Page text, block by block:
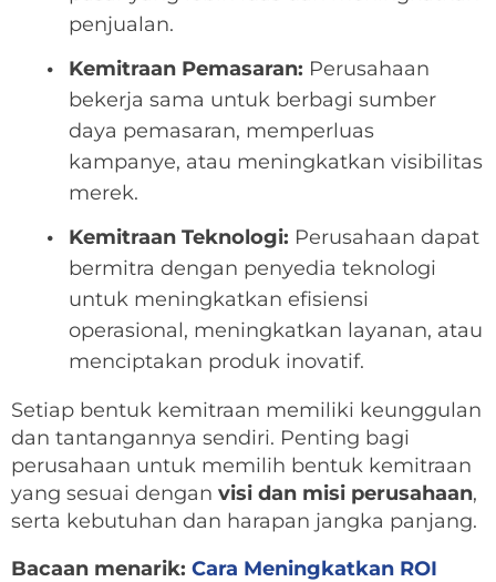
penjualan.
Kemitraan Pemasaran: Perusahaan
bekerja sama untuk berbagi sumber
daya pemasaran, memperluas
kampanye, atau meningkatkan visibilitas
merek.
Kemitraan Teknologi: Perusahaan dapat
bermitra dengan penyedia teknologi
untuk meningkatkan efisiensi
operasional, meningkatkan layanan, atau
menciptakan produk inovatif.
Setiap bentuk kemitraan memiliki keunggulan
dan tantangannya sendiri. Penting bagi
perusahaan untuk memilih bentuk kemitraan
yang sesuai dengan visi dan misi perusahaan,
serta kebutuhan dan harapan jangka panjang.
Bacaan menarik: Cara Meningkatkan ROI